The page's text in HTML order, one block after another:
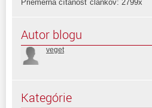
Priemerná čítanosť článkov: 2799x
Autor blogu
veget
Kategórie